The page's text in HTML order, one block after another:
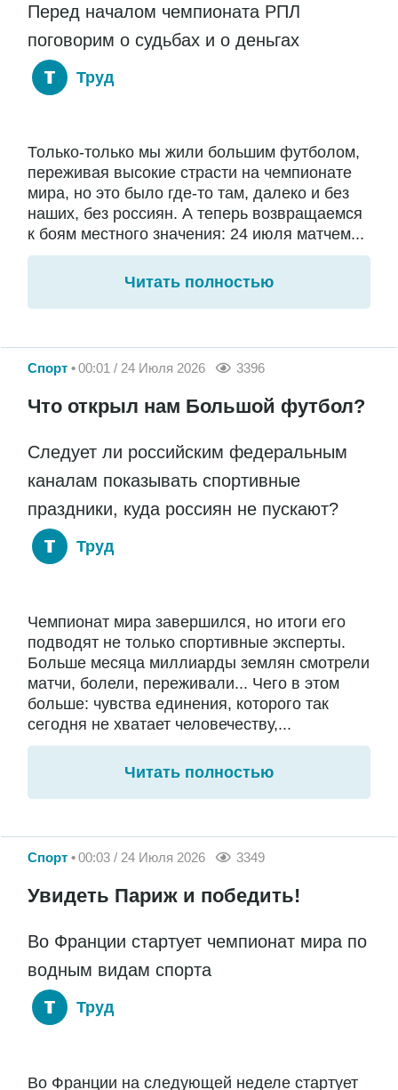
Перед началом чемпионата РПЛ
поговорим о судьбах и о деньгах
Труд
Только-только мы жили большим футболом,
переживая высокие страсти на чемпионате
мира, но это было где-то там, далеко и без
наших, без россиян. А теперь возвращаемся
к боям местного значения: 24 июля матчем...
Читать полностью
Спорт 00:01 / 24 Июля 2026 3396
Что открыл нам Большой футбол?
Следует ли российским федеральным
каналам показывать спортивные
праздники, куда россиян не пускают?
Труд
Чемпионат мира завершился, но итоги его
подводят не только спортивные эксперты.
Больше месяца миллиарды землян смотрели
матчи, болели, переживали... Чего в этом
больше: чувства единения, которого так
сегодня не хватает человечеству,...
Читать полностью
Спорт 00:03 / 24 Июля 2026 3349
Увидеть Париж и победить!
Во Франции стартует чемпионат мира по
водным видам спорта
Труд
Во Франции на следующей неделе стартует